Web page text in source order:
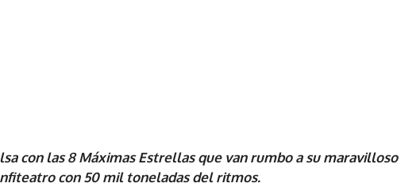
con las 8 Máximas Estrellas que van rumbo a su maravilloso
con 50 mil toneladas del ritmos.